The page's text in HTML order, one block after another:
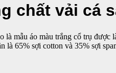
chất vải cá
là mẫu áo màu trắng cổ trụ
65% sợi cotton và 35% sợi